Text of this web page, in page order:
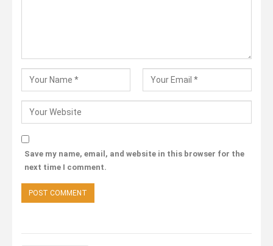
Save my name, email, and website in this browser for the
next time I comment.